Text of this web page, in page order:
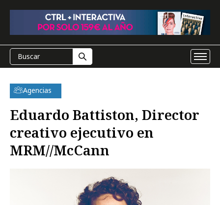
Agencias
Eduardo Battiston, Director
creativo ejecutivo en
MRM//McCann